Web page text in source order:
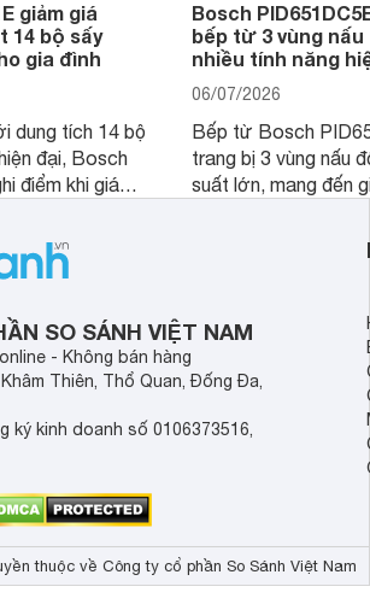
giảm giá
14 bộ sấy
gia đình
dung tích 14 bộ
đại, Bosch
điểm khi giá
mang lại tỷ lệ
hơn cho người
mẫu máy rửa
Bosch
bếp từ 3 vùng
nhiều tính năng
06/07/2026
Bếp từ Bosch
trang bị 3 vùng nấu
suất lớn, mang đến
SO SÁNH VIỆT NAM
- Không bán hàng
Thiên, Thổ Quan, Đống Đa,
ký kinh doanh số 0106373516,
thuộc về Công ty cổ phần So Sánh Việt Nam